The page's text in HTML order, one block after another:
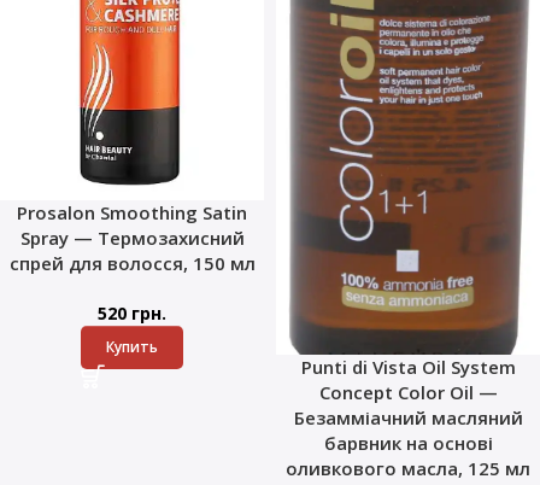
Prosalon Smoothing Satin
Spray — Термозахисний
спрей для волосся, 150 мл
520 грн.
Купить
Punti di Vista Oil System
Concept Color Oil —
Безамміачний масляний
барвник на основі
оливкового масла, 125 мл